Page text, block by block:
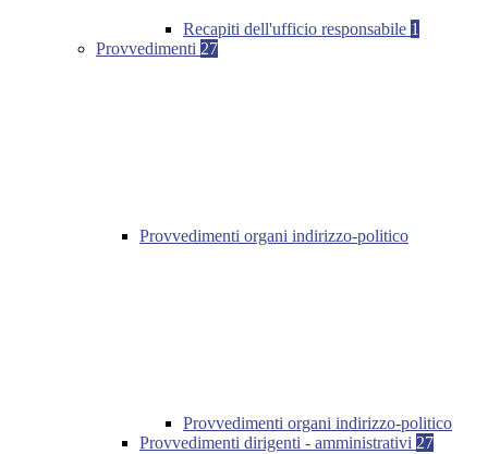
Recapiti dell'ufficio responsabile 1
Provvedimenti 27
Provvedimenti organi indirizzo-politico
Provvedimenti organi indirizzo-politico
Provvedimenti dirigenti - amministrativi 27